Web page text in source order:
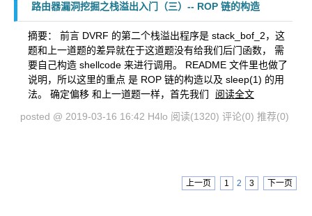
路由器漏洞挖掘之栈溢出入门（三）-- ROP 链的构造
摘要： 前言 DVRF 的第二个栈溢出程序是 stack_bof_2，这
题和上一道题的差异就在于这道题没有给我们后门函数， 需
要自己构造 shellcode 来进行调用。 README 文件里也做了
说明，所以这里的重点 是 ROP 链的构造以及 sleep(1) 的用
法。 确定偏移 和上一道题一样，首先我们
阅读全文
posted @ 2019-03-16 16:42 H4lo 阅读(1320) 评论(0) 推荐(0)
上一页 1 2 3 下一页